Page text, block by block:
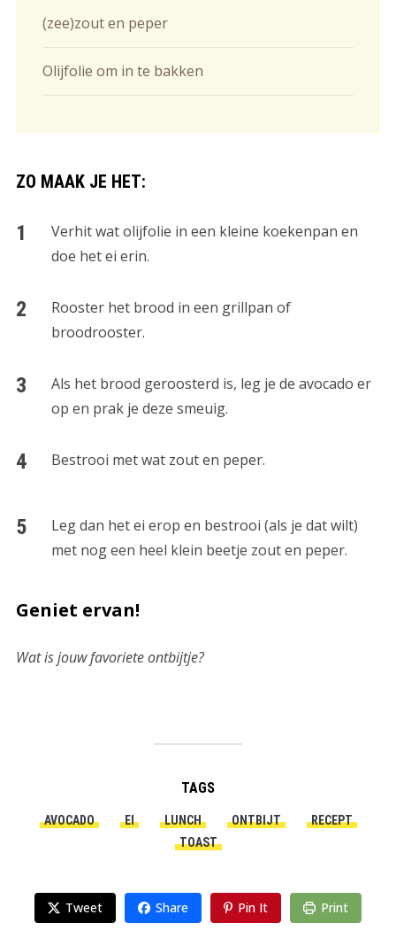
(zee)zout en peper
Olijfolie om in te bakken
ZO MAAK JE HET:
Verhit wat olijfolie in een kleine koekenpan en
doe het ei erin.
Rooster het brood in een grillpan of
broodrooster.
Als het brood geroosterd is, leg je de avocado er
op en prak je deze smeuig.
Bestrooi met wat zout en peper.
Leg dan het ei erop en bestrooi (als je dat wilt)
met nog een heel klein beetje zout en peper.
Geniet ervan!
Wat is jouw favoriete ontbijtje?
TAGS
AVOCADO EI LUNCH ONTBIJT
RECEPT
TOAST
Tweet Share Pin It Print